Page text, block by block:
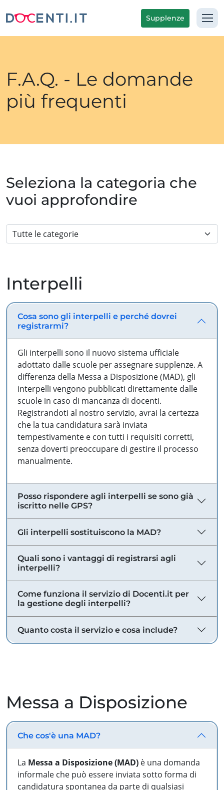
Supplenze
F.A.Q. - Le domande
più frequenti
Seleziona la categoria che
vuoi approfondire
Interpelli
Cosa sono gli interpelli e perché dovrei
registrarmi?
Gli interpelli sono il nuovo sistema ufficiale
adottato dalle scuole per assegnare supplenze. A
differenza della Messa a Disposizione (MAD), gli
interpelli vengono pubblicati direttamente dalle
scuole in caso di mancanza di docenti.
Registrandoti al nostro servizio, avrai la certezza
che la tua candidatura sarà inviata
tempestivamente e con tutti i requisiti corretti,
senza doverti preoccupare di gestire il processo
manualmente.
Posso rispondere agli interpelli se sono già
iscritto nelle GPS?
Gli interpelli sostituiscono la MAD?
Quali sono i vantaggi di registrarsi agli
interpelli?
Come funziona il servizio di Docenti.it per
la gestione degli interpelli?
Quanto costa il servizio e cosa include?
Messa a Disposizione
Che cos'è una MAD?
La Messa a Disposizione (MAD) è una domanda
informale che può essere inviata sotto forma di
candidatura spontanea da parte di qualsiasi